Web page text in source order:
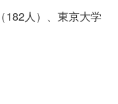
182人）、東京大学